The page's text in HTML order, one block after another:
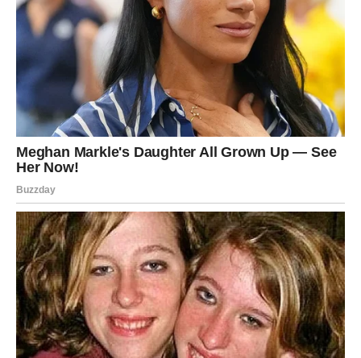
Smanjuje nivo šećera u krvi
Pospešuje zdravlje kože
i smanjuje pojavu celulita
Podržava mršavljenjeprirodnim putem
Sastojci:
1 litra vode
3 kašike lanenih semenki
Priprema:
Prokuvajte1 litru vode.
Prelijte vodom3 kašike lanenih semenki.
Pokrijte posudu i ostavite smesu da odstoji preko noći.
Napomena:Najbolje je koristiti termos, ali svaka